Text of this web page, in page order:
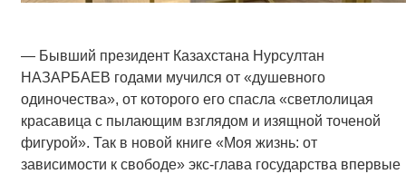
— Бывший президент Казахстана Нурсултан
НАЗАРБАЕВ годами мучился от «душевного
одиночества», от которого его спасла «светлолицая
красавица с пылающим взглядом и изящной точеной
фигурой». Так в новой книге «Моя жизнь: от
зависимости к свободе» экс-глава государства впервые